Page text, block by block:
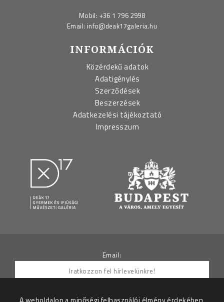
Mobil: +36 1 796 2998
Email: info@deak17galeria.hu
INFORMÁCIÓK
Közérdekű adatok
Adatigénylés
Szerződések
Beszerzések
Adatkezelési tájékoztató
Impresszum
Email:
A weboldalon a minőségi felhasználói élmény érdekében